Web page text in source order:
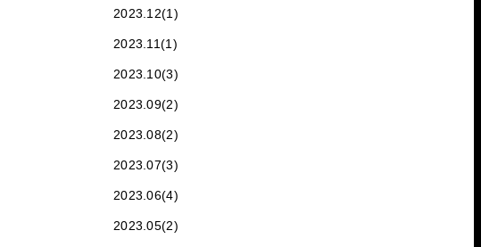
2023.12(1)
2023.11(1)
2023.10(3)
2023.09(2)
2023.08(2)
2023.07(3)
2023.06(4)
2023.05(2)